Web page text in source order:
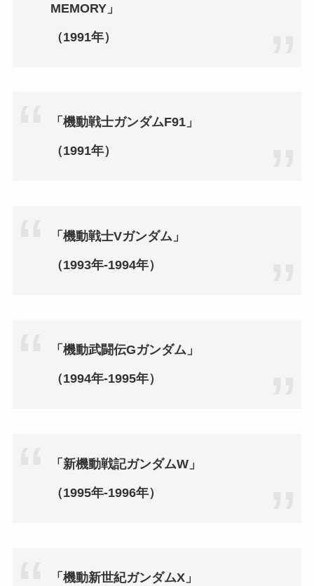
MEMORY」
（1991年）
「機動戦士ガンダムF91」
（1991年）
「機動戦士Vガンダム」
（1993年‐1994年）
「機動武闘伝Gガンダム」
（1994年‐1995年）
「新機動戦記ガンダムW」
（1995年‐1996年）
「機動新世紀ガンダムX」